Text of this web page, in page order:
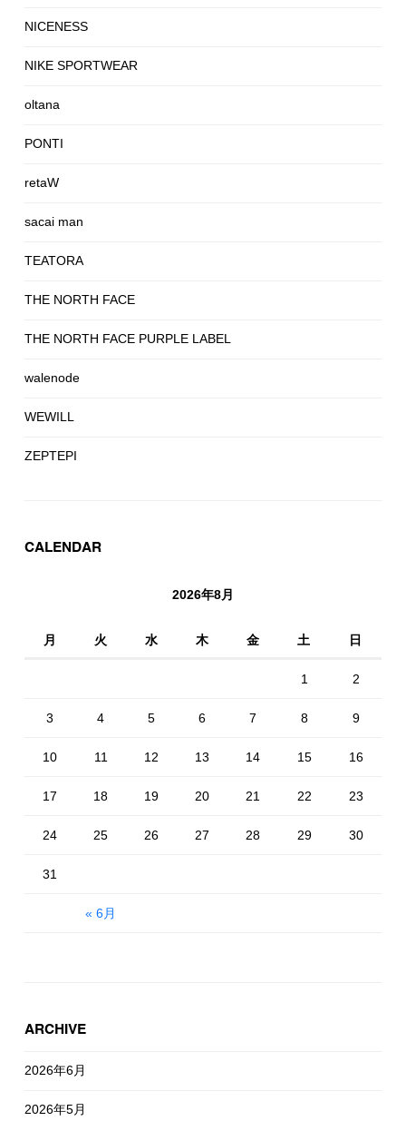
NICENESS
NIKE SPORTWEAR
oltana
PONTI
retaW
sacai man
TEATORA
THE NORTH FACE
THE NORTH FACE PURPLE LABEL
walenode
WEWILL
ZEPTEPI
CALENDAR
2026年8月
月 火 水 木 金 土 日
« 6月
1 2
3 4 5 6 7 8 9
10 11 12 13 14 15 16
17 18 19 20 21 22 23
24 25 26 27 28 29 30
31
ARCHIVE
2026年6月
2026年5月